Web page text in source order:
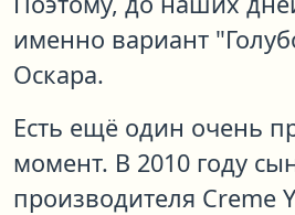
именно вариант
Оскара.
Есть ещё один очень
момент. В 2010 году
производителя Creme